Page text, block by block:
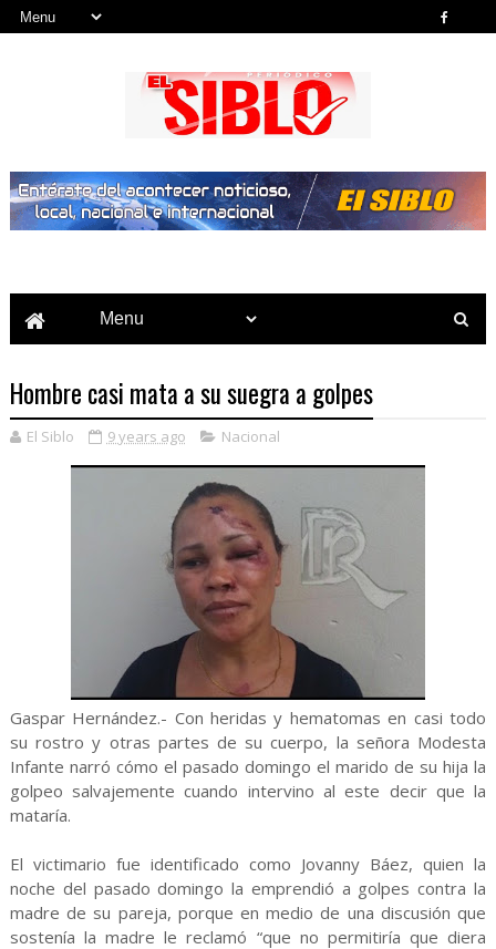
Hombre casi mata a su suegra a golpes
El Siblo 9 years ago Nacional
Gaspar Hernández.- Con heridas y hematomas en casi todo
su rostro y otras partes de su cuerpo, la señora Modesta
Infante narró cómo el pasado domingo el marido de su hija la
golpeo salvajemente cuando intervino al este decir que la
mataría.
El victimario fue identificado como Jovanny Báez, quien la
noche del pasado domingo la emprendió a golpes contra la
madre de su pareja, porque en medio de una discusión que
sostenía la madre le reclamó “que no permitiría que diera